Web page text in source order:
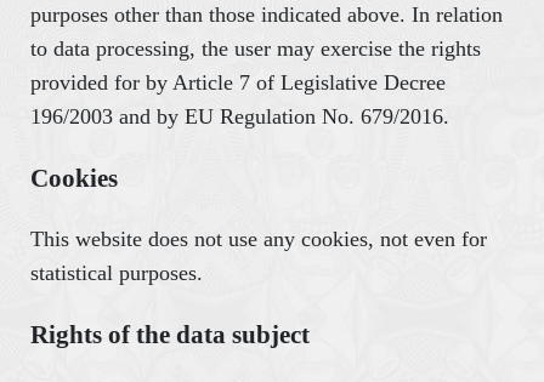
purposes other than those indicated above. In relation
to data processing, the user may exercise the rights
provided for by Article 7 of Legislative Decree
196/2003 and by EU Regulation No. 679/2016.
Cookies
This website does not use any cookies, not even for
statistical purposes.
Rights of the data subject